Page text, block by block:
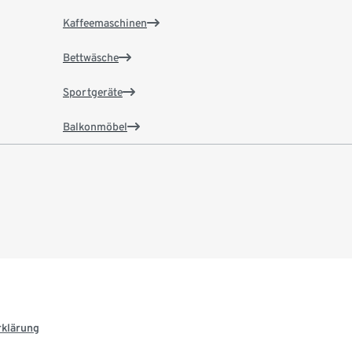
Kaffeemaschinen
Bettwäsche
Sportgeräte
Balkonmöbel